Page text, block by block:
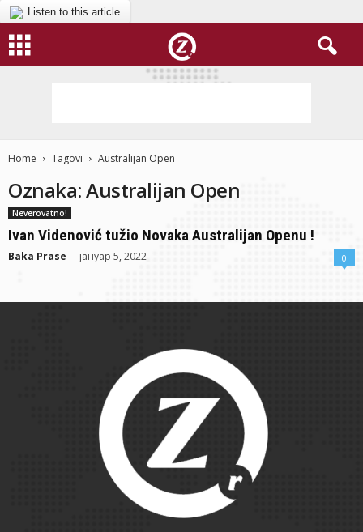
Listen to this article
Home Tagovi Australijan Open
Oznaka: Australijan Open
Neverovatno!
Ivan Videnović tužio Novaka Australijan Openu !
Baka Prase - јануар 5, 2022 0